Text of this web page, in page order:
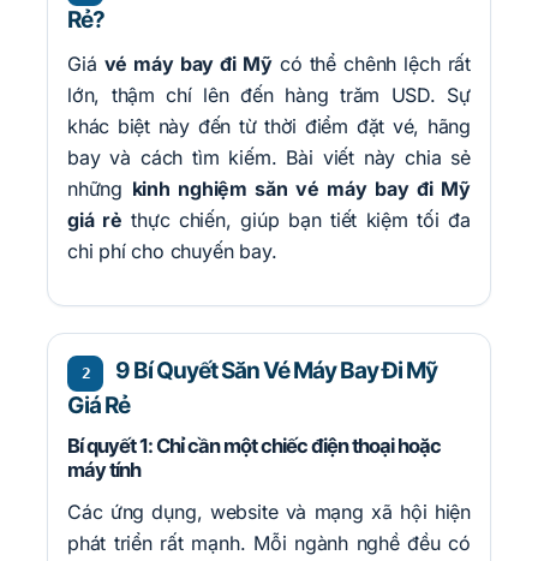
Rẻ?
Giá vé máy bay đi Mỹcó thể chênh lệch rất
lớn, thậm chí lên đến hàng trăm USD. Sự
khác biệt này đến từ thời điểm đặt vé, hãng
bay và cách tìm kiếm. Bài viết này chia sẻ
những kinh nghiệm săn vé máy bay đi Mỹ
giá rẻ thực chiến, giúp bạn tiết kiệm tối đa
chi phí cho chuyến bay.
2
9 Bí Quyết Săn Vé Máy Bay Đi Mỹ
Giá Rẻ
Bí quyết 1: Chỉ cần một chiếc điện thoại hoặc
máy tính
Các ứng dụng, website và mạng xã hội hiện
phát triển rất mạnh. Mỗi ngành nghề đều có